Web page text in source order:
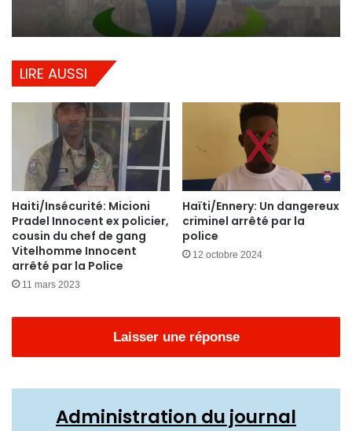
LIRE AUSSI
Haiti/Insécurité: Micioni
Pradel Innocent ex policier,
cousin du chef de gang
Vitelhomme Innocent
arrêté par la Police
11 mars 2023
Haïti/Ennery: Un dangereux
criminel arrêté par la
police
12 octobre 2024
Laisser une réponse
Administration du journal